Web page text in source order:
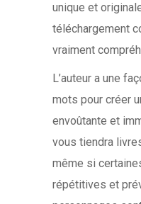
unique et
téléchargement
vraiment
L’auteur a une
mots pour créer
envoûtante et
vous tiendra
même si
répétitives et